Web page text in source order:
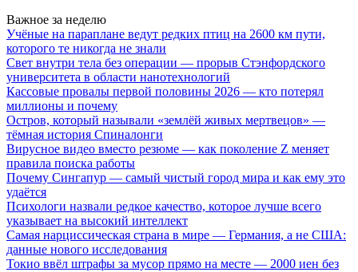
Важное за неделю
Учёные на параплане ведут редких птиц на 2600 км пути,
которого те никогда не знали
Свет внутри тела без операции — прорыв Стэнфордского
университета в области нанотехнологий
Кассовые провалы первой половины 2026 — кто потерял
миллионы и почему
Остров, который называли «землёй живых мертвецов» —
тёмная история Спиналонги
Вирусное видео вместо резюме — как поколение Z меняет
правила поиска работы
Почему Сингапур — самый чистый город мира и как ему это
удаётся
Психологи назвали редкое качество, которое лучше всего
указывает на высокий интеллект
Самая нарциссическая страна в мире — Германия, а не США:
данные нового исследования
Токио ввёл штрафы за мусор прямо на месте — 2000 иен без